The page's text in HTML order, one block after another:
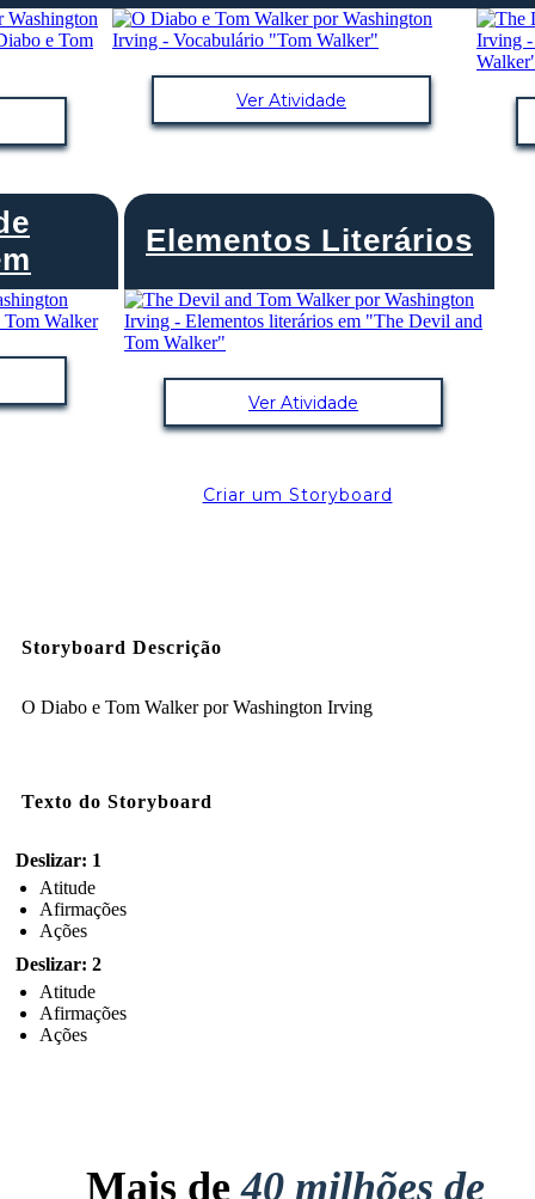
Ver Atividade
Elementos Literários
Ver Atividade
Criar um Storyboard
Storyboard Descrição
O Diabo e Tom Walker por Washington Irving
Texto do Storyboard
Deslizar: 1
Atitude
Afirmações
Ações
Deslizar: 2
Atitude
Afirmações
Ações
Mais de40 milhões de